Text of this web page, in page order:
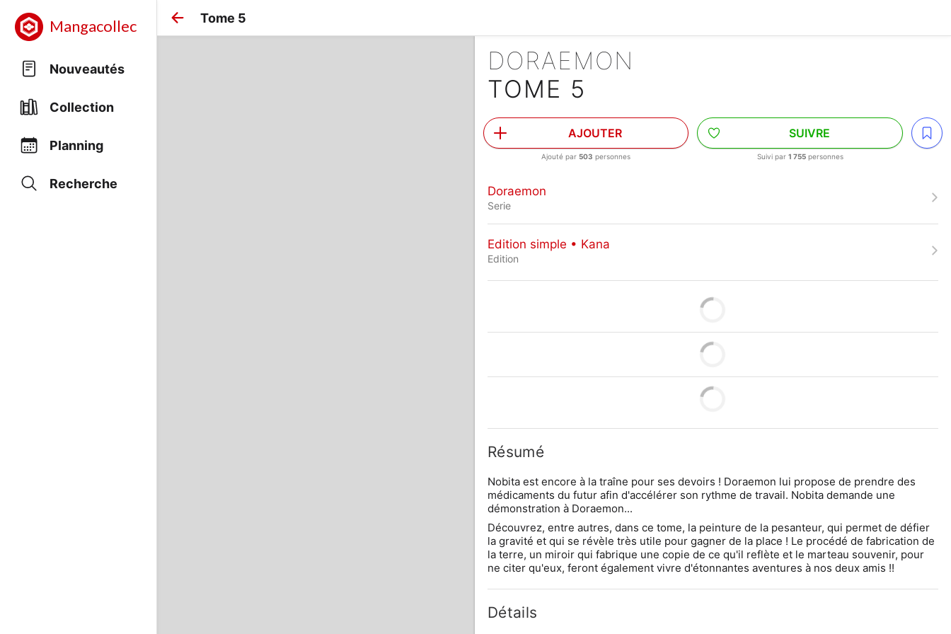
Mangacollec
Nouveautés
Collection
Planning
Recherche
Tome 5
DORAEMON
TOME 5
AJOUTER
Ajouté par503 personnes
SUIVRE
Suivi par 1 755personnes
Doraemon
Serie
Edition simple • Kana
Edition
Résumé
Nobita est encore à la traîne pour ses devoirs ! Doraemon lui propose de prendre des
médicaments du futur afin d'accélérer son rythme de travail. Nobita demande une
démonstration à Doraemon...
Découvrez, entre autres, dans ce tome, la peinture de la pesanteur, qui permet de défier
la gravité et qui se révèle très utile pour gagner de la place ! Le procédé de fabrication de
la terre, un miroir qui fabrique une copie de ce qu'il reflète et le marteau souvenir, pour
ne citer qu'eux, feront également vivre d'étonnantes aventures à nos deux amis !!
Détails